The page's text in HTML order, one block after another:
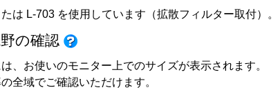
たは L-703 を使用しています（拡散フィルター取付）。
の確認
、お使いのモニター上でのサイズが表示されます。
全域でご確認いただけます。